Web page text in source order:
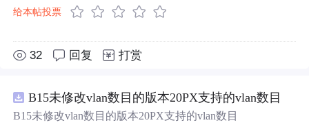
给本帖投票
32 回复 打赏
B15未修改vlan数目的版本20PX支持的vlan数目
B15未修改vlan数目的版本20PX支持的vlan数目